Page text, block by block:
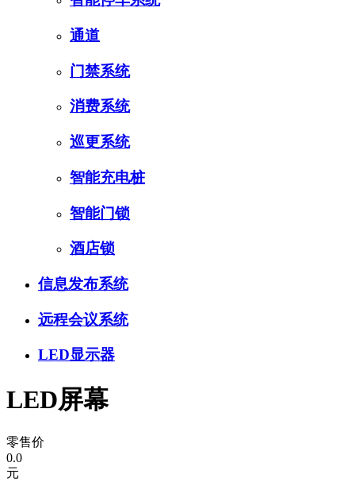
通道
门禁系统
消费系统
巡更系统
智能充电桩
智能门锁
酒店锁
信息发布系统
远程会议系统
LED显示器
LED屏幕
零售价
0.0
元